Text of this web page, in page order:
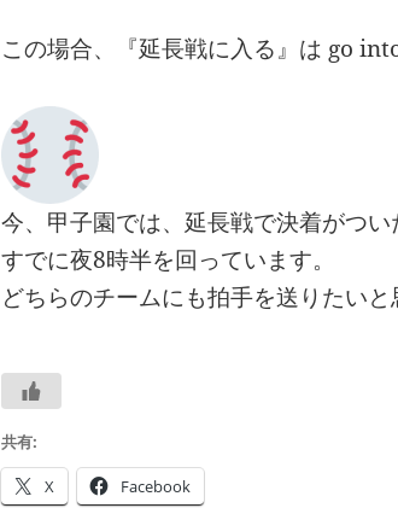
この場合、『延長戦に入る』は go
今、甲子園では、延長戦で決着がつい
すでに夜8時半を回っています。
どちらのチームにも拍手を送りたいと
共有:
X Facebook